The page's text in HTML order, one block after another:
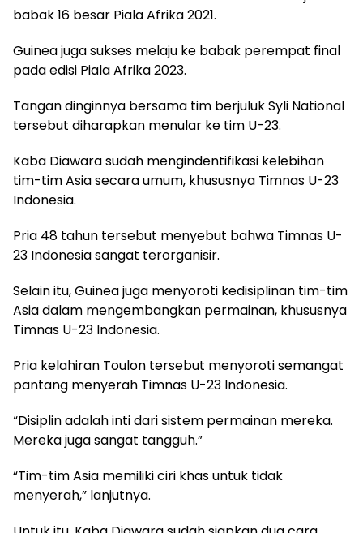
babak 16 besar Piala Afrika 2021.
Guinea juga sukses melaju ke babak perempat final
pada edisi Piala Afrika 2023.
Tangan dinginnya bersama tim berjuluk Syli National
tersebut diharapkan menular ke tim U-23.
Kaba Diawara sudah mengindentifikasi kelebihan
tim-tim Asia secara umum, khususnya Timnas U-23
Indonesia.
Pria 48 tahun tersebut menyebut bahwa Timnas U-
23 Indonesia sangat terorganisir.
Selain itu, Guinea juga menyoroti kedisiplinan tim-tim
Asia dalam mengembangkan permainan, khususnya
Timnas U-23 Indonesia.
Pria kelahiran Toulon tersebut menyoroti semangat
pantang menyerah Timnas U-23 Indonesia.
“Disiplin adalah inti dari sistem permainan mereka.
Mereka juga sangat tangguh.”
“Tim-tim Asia memiliki ciri khas untuk tidak
menyerah,” lanjutnya.